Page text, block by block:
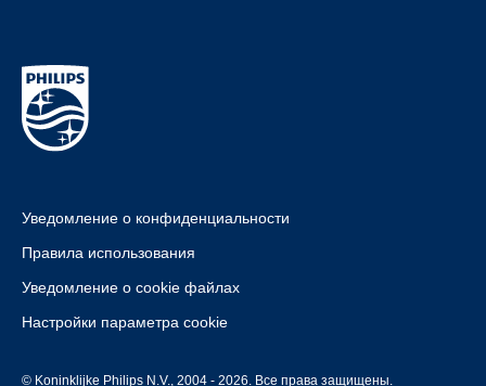
Уведомление о конфиденциальности
Правила использования
Уведомление о cookie файлах
Настройки параметра cookie
© Koninklijke Philips N.V., 2004 - 2026. Все права защищены.